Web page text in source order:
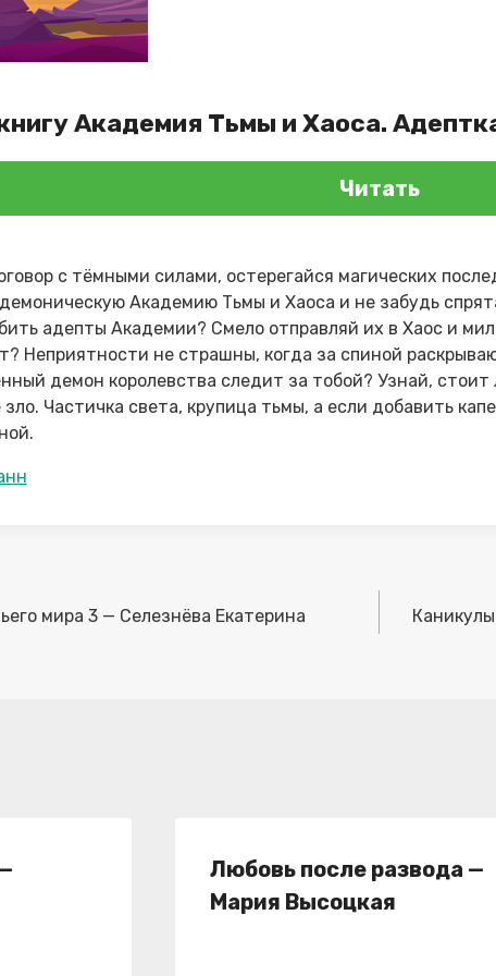
Академия Тьмы и Хаоса.
Читать
с тёмными силами, остерегайся магических
Академию Тьмы и Хаоса и не забудь
адепты Академии? Смело отправляй их в Хаос и
Неприятности не страшны, когда за спиной
демон королевства следит за тобой? Узнай,
Частичка света, крупица тьмы, а если добавить
мира 3 — Селезнёва Екатерина
Любовь после развода —
Мария Высоцкая